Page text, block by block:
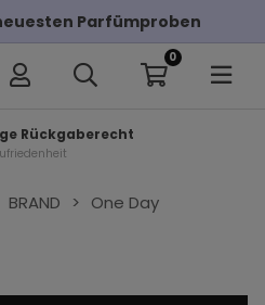
Parfümproben
0
Rückgaberecht
BRAND > One Day